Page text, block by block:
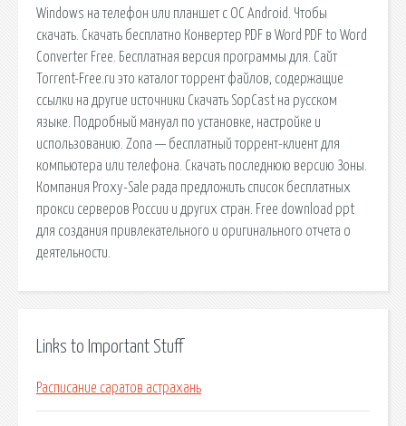
Windows на телефон или планшет с ОС Android. Чтобы
скачать. Скачать бесплатно Конвертер PDF в Word PDF to Word
Converter Free. Бесплатная версия программы для. Сайт
Torrent-Free.ru это каталог торрент файлов, содержащие
ссылки на другие источники Скачать SopCast на русском
языке. Подробный мануал по установке, настройке и
использованию. Zona — бесплатный торрент-клиент для
компьютера или телефона. Скачать последнюю версию Зоны.
Компания Proxy-Sale рада предложить список бесплатных
прокси серверов России и других стран. Free download ppt
для создания привлекательного и оригинального отчета о
деятельности.
Links to Important Stuff
Расписание саратов астрахань